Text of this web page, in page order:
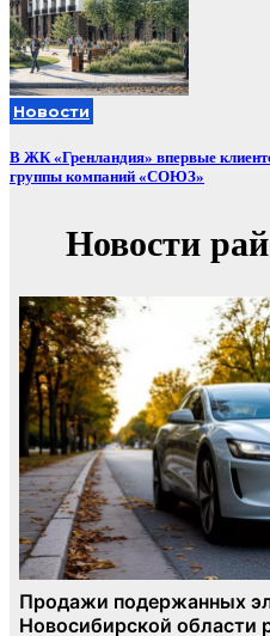
Новости
В ЖК «Гренландия» впервые
группы компаний «СОЮЗ»